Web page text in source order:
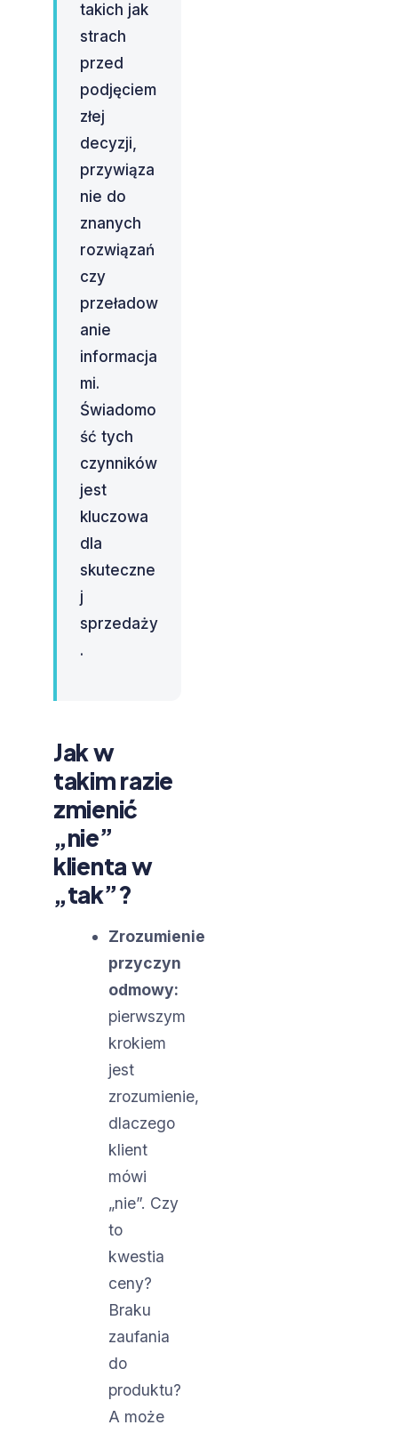
takich jak
strach
przed
podjęciem
złej
decyzji,
przywiąza
nie do
znanych
rozwiązań
czy
przeładow
anie
informacja
mi.
Świadomo
ść tych
czynników
jest
kluczowa
dla
skuteczne
j
sprzedaży
.
Jak w
takim razie
zmienić
„nie”
klienta w
„tak”?
Zrozumienie
przyczyn
odmowy:
pierwszym
krokiem
jest
zrozumienie,
dlaczego
klient
mówi
„nie”. Czy
to
kwestia
ceny?
Braku
zaufania
do
produktu?
A może